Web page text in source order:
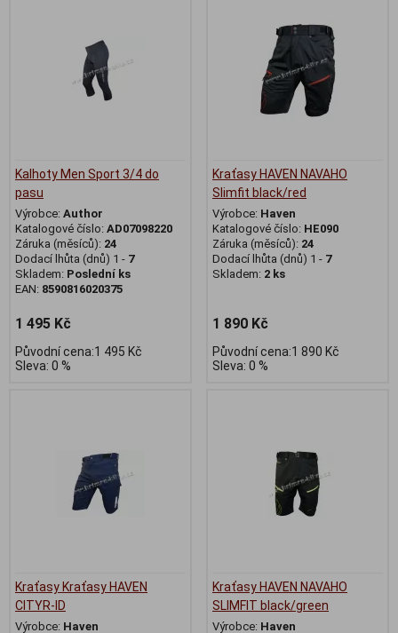
Kalhoty Men Sport 3/4 do
pasu
Výrobce: Author
Katalogové číslo: AD07098220
Záruka (měsíců): 24
Dodací lhůta (dnů) 1 - 7
Skladem: Poslední ks
EAN: 8590816020375
1 495 Kč
Původní cena:1 495 Kč
Sleva: 0 %
Kraťasy HAVEN NAVAHO
Slimfit black/red
Výrobce: Haven
Katalogové číslo: HE090
Záruka (měsíců): 24
Dodací lhůta (dnů) 1 - 7
Skladem: 2 ks
1 890 Kč
Původní cena:1 890 Kč
Sleva: 0 %
Kraťasy Kraťasy HAVEN
CITYR-ID
Výrobce: Haven
Kraťasy HAVEN NAVAHO
SLIMFIT black/green
Výrobce: Haven